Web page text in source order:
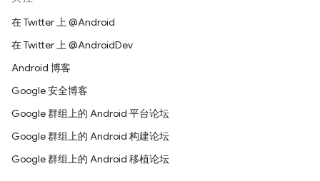
在 Twitter 上 @Android
在 Twitter 上 @AndroidDev
Android 博客
Google 安全博客
Google 群组上的 Android 平台论坛
Google 群组上的 Android 构建论坛
Google 群组上的 Android 移植论坛